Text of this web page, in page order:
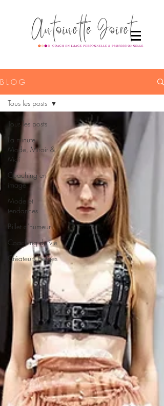
B L O G
Tous les posts
La minute
Mode, Miroir &
Moi
Coaching en
image
Mode et
tendances
Billet d'humeur
Coaching de vie
Créateurs belges
Tous les posts